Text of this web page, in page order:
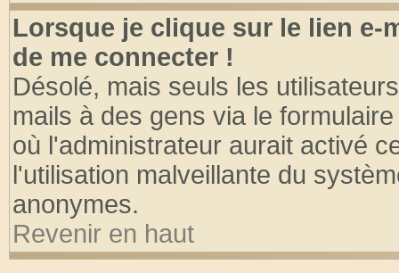
Lorsque je clique sur le lien e-
de me connecter !
Désolé, mais seuls les
mails à des gens via le
où l'administrateur aurait activé
l'utilisation malveillante du
anonymes.
Revenir en haut